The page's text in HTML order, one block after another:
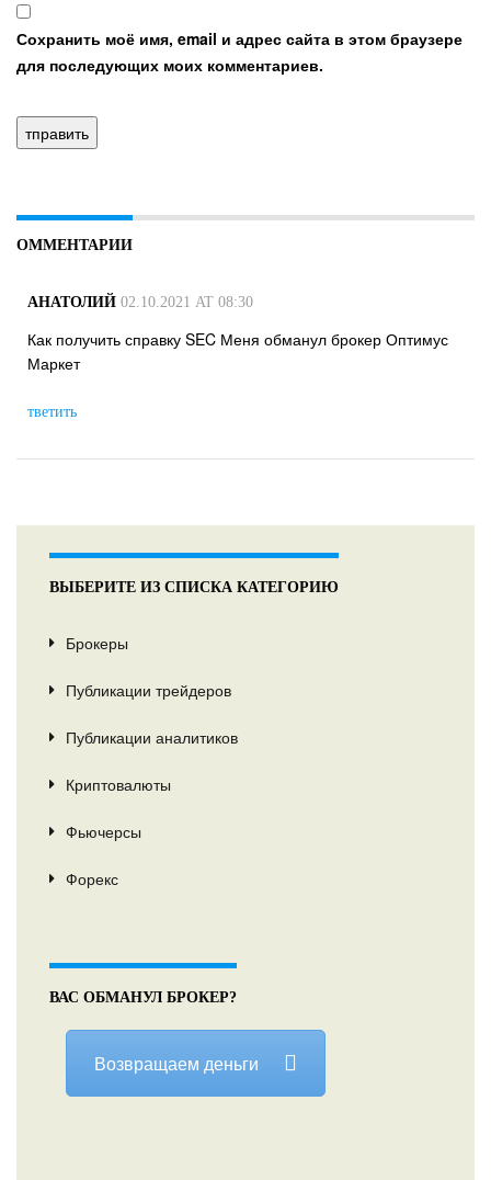
Сохранить моё имя, email и адрес сайта в этом браузере
для последующих моих комментариев.
ОММЕНТАРИИ
АНАТОЛИЙ 02.10.2021 AT 08:30
Как получить справку SEC Меня обманул брокер Оптимус
Маркет
тветить
ВЫБЕРИТЕ ИЗ СПИСКА КАТЕГОРИЮ
Брокеры
Публикации трейдеров
Публикации аналитиков
Криптовалюты
Фьючерсы
Форекс
ВАС ОБМАНУЛ БРОКЕР?
Возвращаем деньги